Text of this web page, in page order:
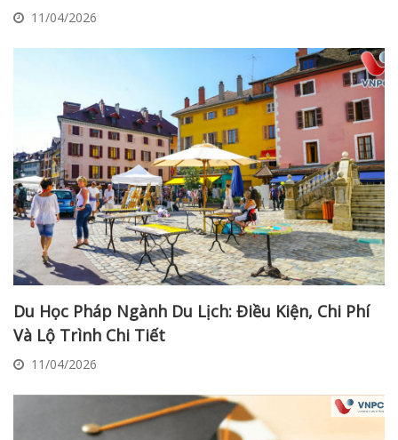
11/04/2026
Du Học Pháp Ngành Du Lịch: Điều Kiện, Chi Phí
Và Lộ Trình Chi Tiết
11/04/2026